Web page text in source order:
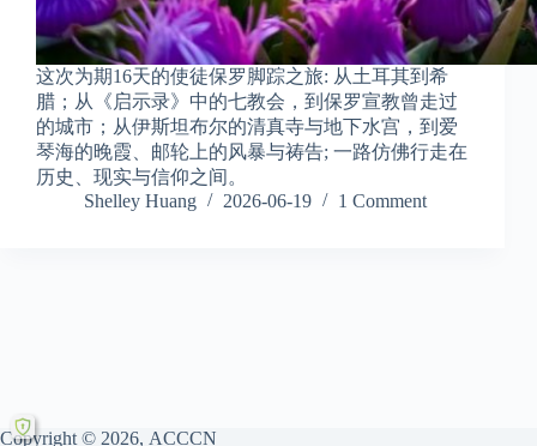
这次为期16天的使徒保罗脚踪之旅: 从土耳其到希
腊；从《启示录》中的七教会，到保罗宣教曾走过
的城市；从伊斯坦布尔的清真寺与地下水宫，到爱
琴海的晚霞、邮轮上的风暴与祷告; 一路仿佛行走在
历史、现实与信仰之间。
Shelley Huang
2026-06-19 1 Comment
Copyright © 2026, ACCCN